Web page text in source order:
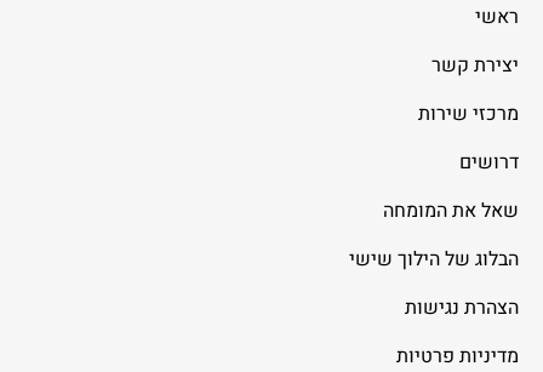
ראשי
יצירת קשר
מרכזי שירות
דרושים
שאל את המומחה
הבלוג של הילוך שישי
הצהרת נגישות
מדיניות פרטיות